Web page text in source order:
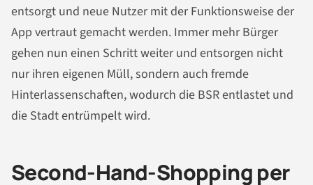
entsorgt und neue Nutzer mit der Funktionsweise der
App vertraut gemacht werden. Immer mehr Bürger
gehen nun einen Schritt weiter und entsorgen nicht
nur ihren eigenen Müll, sondern auch fremde
Hinterlassenschaften, wodurch die BSR entlastet und
die Stadt entrümpelt wird.
Second-Hand-Shopping per